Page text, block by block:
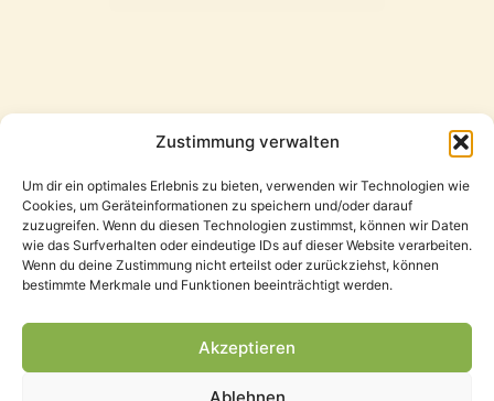
Zustimmung verwalten
Um dir ein optimales Erlebnis zu bieten, verwenden wir Technologien wie
Cookies, um Geräteinformationen zu speichern und/oder darauf
zuzugreifen. Wenn du diesen Technologien zustimmst, können wir Daten
wie das Surfverhalten oder eindeutige IDs auf dieser Website verarbeiten.
Wenn du deine Zustimmung nicht erteilst oder zurückziehst, können
bestimmte Merkmale und Funktionen beeinträchtigt werden.
Akzeptieren
Ablehnen
Freunde